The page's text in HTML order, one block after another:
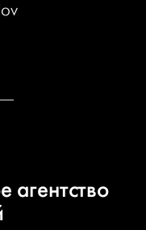
агентство